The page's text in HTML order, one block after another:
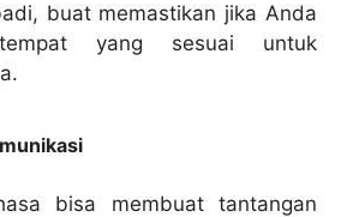
buat memastikan jika Anda
tempat yang sesuai untuk
bisa membuat tantangan